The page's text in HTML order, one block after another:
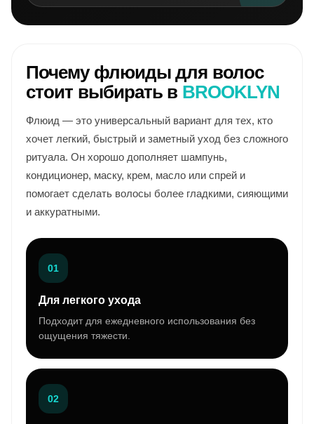
Почему флюиды для волос
стоит выбирать в BROOKLYN
Флюид — это универсальный вариант для тех, кто
хочет легкий, быстрый и заметный уход без сложного
ритуала. Он хорошо дополняет шампунь,
кондиционер, маску, крем, масло или спрей и
помогает сделать волосы более гладкими, сияющими
и аккуратными.
01
Для легкого ухода
Подходит для ежедневного использования без
ощущения тяжести.
02